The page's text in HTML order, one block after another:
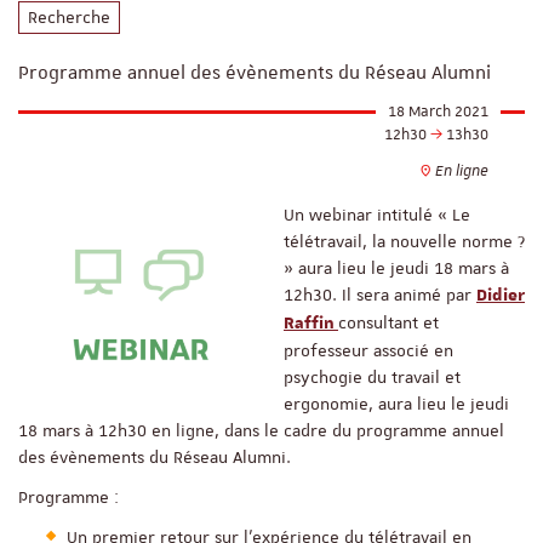
Recherche
Programme annuel des évènements du Réseau Alumni
18 March 2021
12h30
13h30
En ligne
Un webinar intitulé « Le
télétravail, la nouvelle norme ?
» aura lieu le jeudi 18 mars à
12h30. Il sera animé par Didier
Raffin consultant et
professeur associé en
psychogie du travail et
ergonomie, aura lieu le jeudi
18 mars à 12h30 en ligne, dans le cadre du programme annuel
des évènements du Réseau Alumni.
Programme :
Un premier retour sur l'expérience du télétravail en